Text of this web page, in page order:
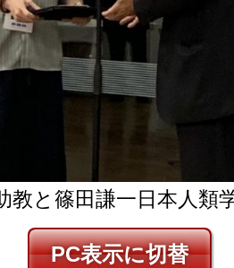
教と篠田謙一日本人類
PC